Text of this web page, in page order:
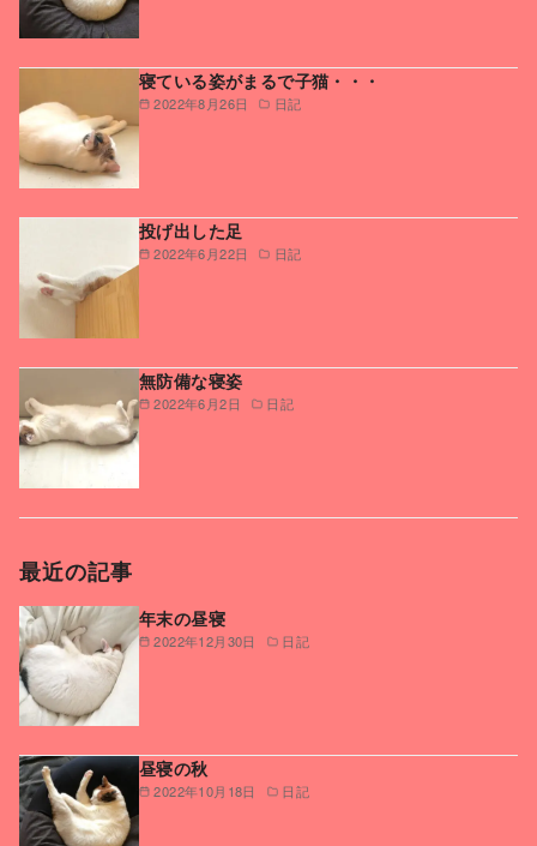
2022年8月26日 日記
寝ている姿がまるで子猫・・・
2022年6月22日 日記
投げ出した足
2022年6月2日 日記
無防備な寝姿
最近の記事
2022年12月30日 日記
年末の昼寝
2022年10月18日 日記
昼寝の秋